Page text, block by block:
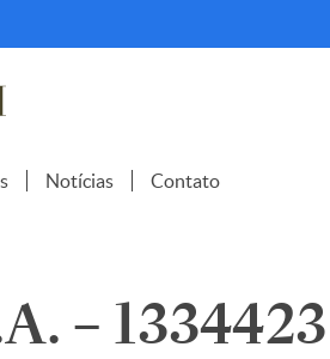
Notícias Contato
– 1334423